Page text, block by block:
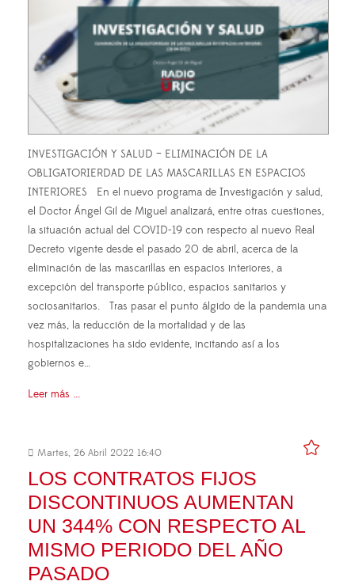
INVESTIGACIÓN Y SALUD – ELIMINACIÓN DE LA
OBLIGATORIERDAD DE LAS MASCARILLAS EN ESPACIOS
INTERIORES En el nuevo programa de Investigación y salud,
el Doctor Ángel Gil de Miguel analizará, entre otras cuestiones,
la situación actual del COVID-19 con respecto al nuevo Real
Decreto vigente desde el pasado 20 de abril, acerca de la
eliminación de las mascarillas en espacios interiores, a
excepción del transporte público, espacios sanitarios y
sociosanitarios. Tras pasar el punto álgido de la pandemia una
vez más, la reducción de la mortalidad y de las
hospitalizaciones ha sido evidente, incitando así a los
gobiernos e…
Leer más ...
Martes, 26 Abril 2022 16:40
LOS CONTRATOS FIJOS
DISCONTINUOS AUMENTAN
UN 344% CON RESPECTO AL
MISMO PERIODO DEL AÑO
PASADO